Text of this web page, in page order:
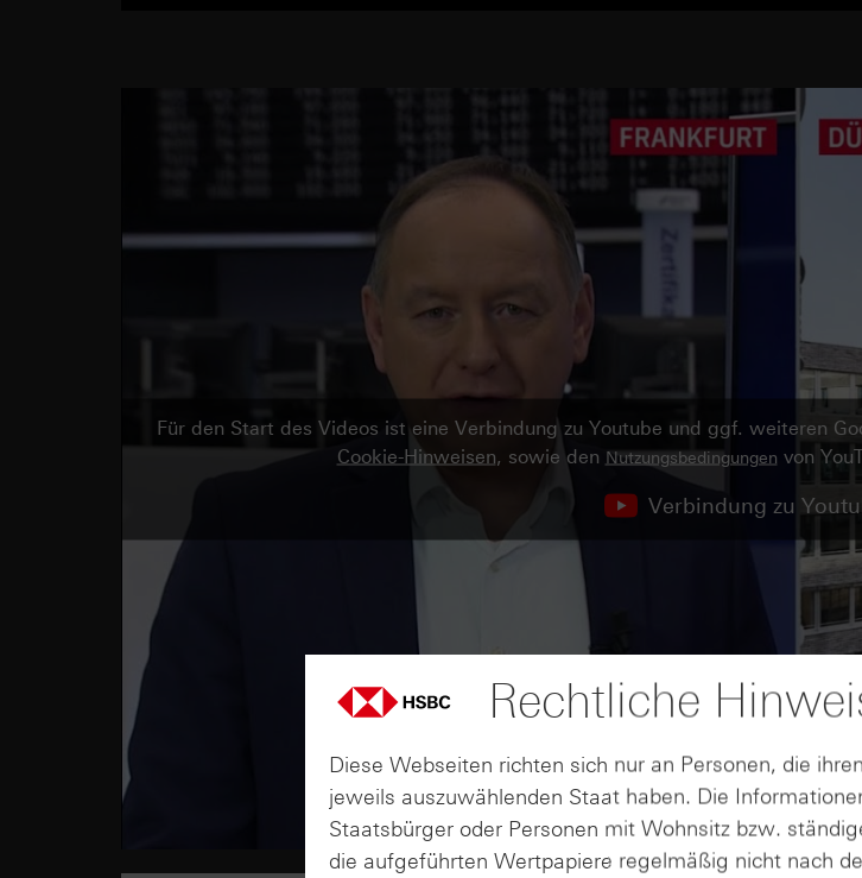
Für den Start des Videos ist eine Verbindung zu Youtube und ggf. weiteren
Cookie-Hinweisen, sowie den Nutzungsbedingungen von
Verbindung zu
Rechtliche
Diese Webseiten richten sich nur an Personen, die
jeweils auszuwählenden Staat haben. Die
Staatsbürger oder Personen mit Wohnsitz bzw.
die aufgeführten Wertpapiere regelmäßig nicht nach